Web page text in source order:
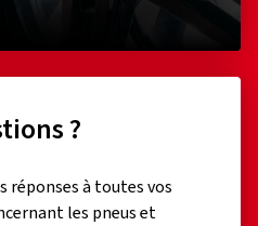
?
réponses à toutes vos
les pneus et